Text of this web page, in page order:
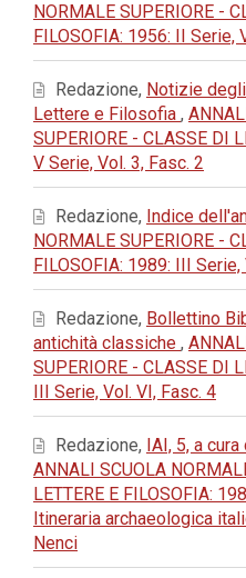
NORMALE SUPERIORE -
FILOSOFIA: 1956: II Serie,
Redazione, Notizie
Lettere e Filosofia ,
SUPERIORE - CLASSE DI
V Serie, Vol. 3, Fasc. 2
Redazione, Indice
NORMALE SUPERIORE -
FILOSOFIA: 1989: III
Redazione, Bollettino
antichità classiche ,
SUPERIORE - CLASSE DI
III Serie, Vol. VI, Fasc. 4
Redazione, IAI, 5, a
ANNALI SCUOLA
LETTERE E FILOSOFIA:
Itineraria archaeologica
Nenci